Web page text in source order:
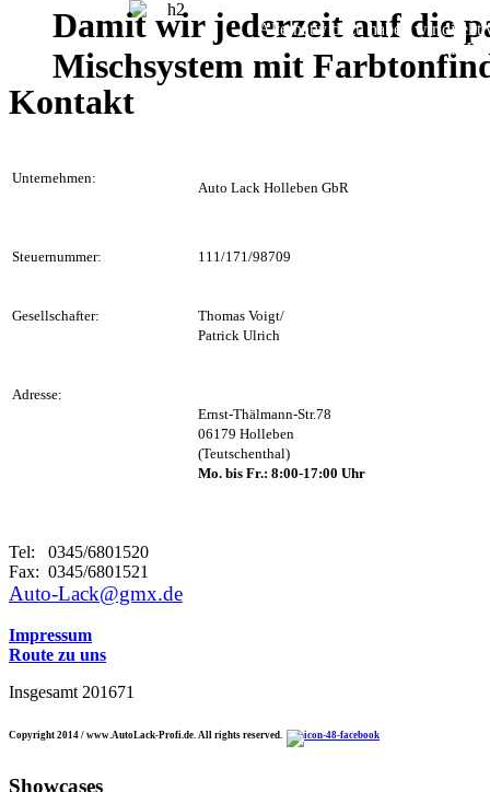
Damit wir jederzeit auf die
Mischsystem mit
Alternativ dazu haben wir direkt
bis zum
Kontakt
Unternehmen:
Auto Lack Holleben GbR
Steuernummer: 111/171/98709
Gesellschafter:
Thomas Voigt/
Patrick Ulrich
Adresse:
Ernst-Thälmann-Str.78
06179 Holleben
(Teutschenthal)
Mo. bis Fr.: 8:00-17:00 Uhr
Tel: 0345/6801520
Fax: 0345/6801521
Auto-Lack@gmx.de
Impressum
Route zu uns
Insgesamt 201671
Copyright 2014 / www.AutoLack-Profi.de. All rights reserved.
Showcases